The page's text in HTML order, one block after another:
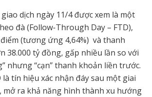
dịch ngày 11/4 được xem là một
đà (Follow-Through Day – FTD),
(tương ứng 4,64%) và thanh
38.000 tỷ đồng, gấp nhiều lần so với
nhưng “cạn” thanh khoản liền trước.
là tín hiệu xác nhận đáy sau một giai
mở ra khả năng hình thành xu hướng